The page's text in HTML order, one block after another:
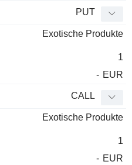
PUT
Exotische Produkte
1
- EUR
CALL
Exotische Produkte
1
- EUR